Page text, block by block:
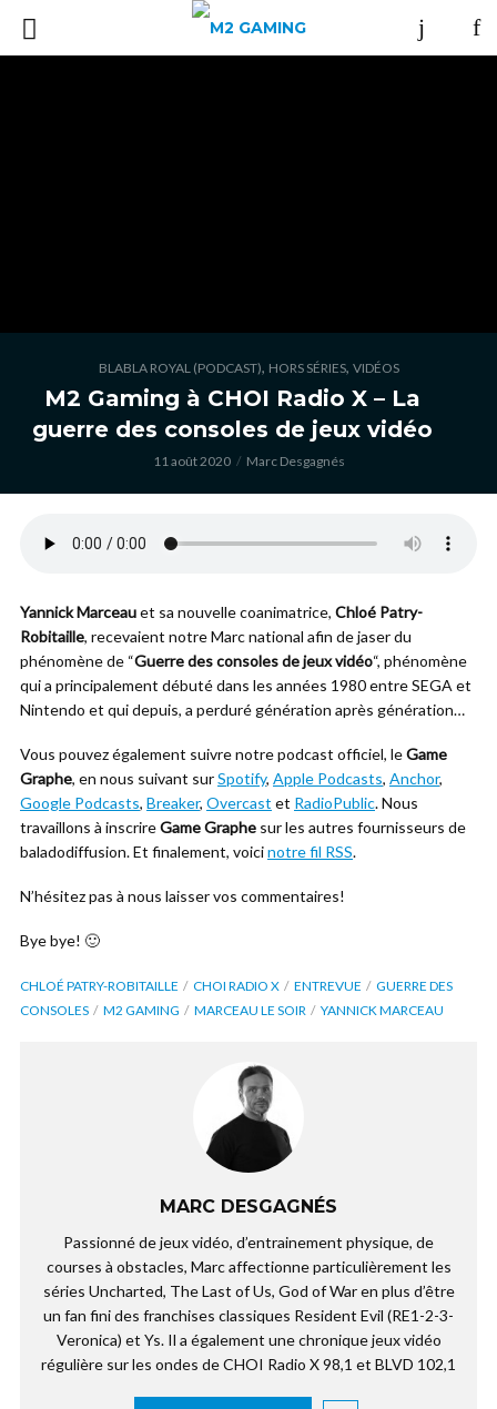
BLABLA ROYAL (PODCAST), HORS SÉRIES, VIDÉOS
M2 Gaming à CHOI Radio X – La
guerre des consoles de jeux vidéo
11 août 2020 Marc Desgagnés
Yannick Marceauet sa nouvelle coanimatrice, Chloé Patry-
Robitaille, recevaient notre Marc national afin de jaser du
phénomène de “Guerre des consoles de jeux vidéo“, phénomène
qui a principalement débuté dans les années 1980 entre SEGA et
Nintendo et qui depuis, a perduré génération après génération…
Vous pouvez également suivre notre podcast officiel, leGame
Graphe, en nous suivant surSpotify, Apple Podcasts, Anchor,
Google Podcasts, Breaker, Overcast et RadioPublic. Nous
travaillons à inscrireGame Graphe sur les autres fournisseurs de
baladodiffusion. Et finalement, voicinotre fil RSS.
N’hésitez pas à nous laisser vos commentaires!
Bye bye! 🙂
CHLOÉ PATRY-ROBITAILLE CHOI RADIO X ENTREVUE
GUERRE DES
CONSOLES
M2 GAMING MARCEAU LE SOIR YANNICK MARCEAU
MARC DESGAGNÉS
Passionné de jeux vidéo, d’entrainement physique, de
courses à obstacles, Marc affectionne particulièrement les
séries Uncharted, The Last of Us, God of War en plus d’être
un fan fini des franchises classiques Resident Evil (RE1-2-3-
Veronica) et Ys. Il a également une chronique jeux vidéo
régulière sur les ondes de CHOI Radio X 98,1 et BLVD 102,1